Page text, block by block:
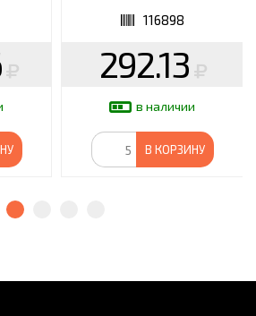
116898
292.13
в наличии
В КОРЗИНУ